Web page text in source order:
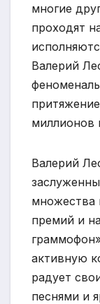
многие
проходят
Валерий
миллионов
Валерий
множества
премий и
активную
радует
песнями и